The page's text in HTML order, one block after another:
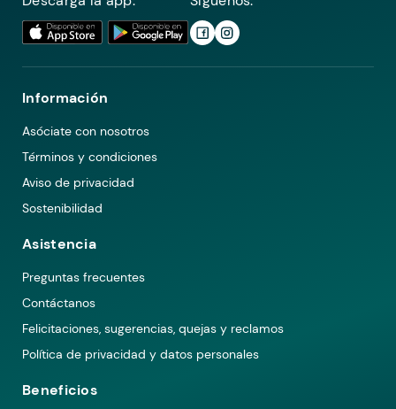
Información
Asóciate con nosotros
Términos y condiciones
Aviso de privacidad
Sostenibilidad
Asistencia
Preguntas frecuentes
Contáctanos
Felicitaciones, sugerencias, quejas y reclamos
Política de privacidad y datos personales
Beneficios